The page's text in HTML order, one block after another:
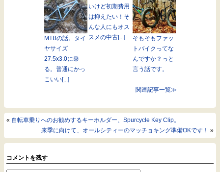
MTBの話。タイ
ヤサイズ
27.5x3.0に乗
る。普通にかっ
こいい[...]
いけど初期費用
は抑えたい！そ
んな人にもオス
スメの中古[...]
そもそもファッ
トバイクってな
んですか？っと
言う話です。
関連記事一覧≫
« 自転車乗りへのお勧めするキーホルダー、Spurcycle Key Clip。
来季に向けて、オールシティーのマッチョキング準備OKです！ »
コメントを残す